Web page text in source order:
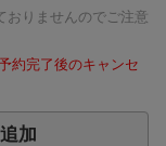
おりませんのでご注意
約完了後のキャンセ
加